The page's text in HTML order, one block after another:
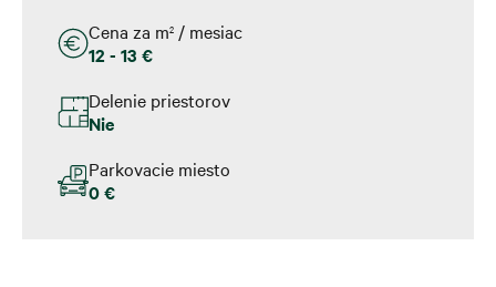
Cena za m2 / mesiac
12 - 13 €
Delenie priestorov
Nie
Parkovacie miesto
0 €